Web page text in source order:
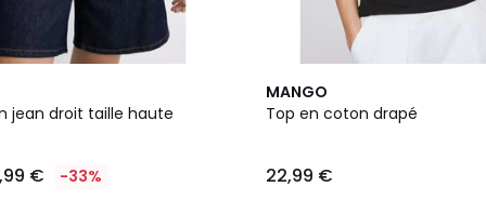
jean droit taille haute
€ -33%
MANGO
Top en coton drapé
22,99 €
3
Couleurs